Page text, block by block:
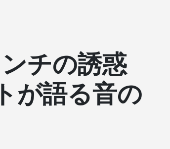
チの誘惑
語る音の